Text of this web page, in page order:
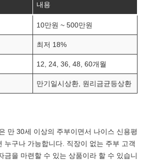
내용
10만원 ~ 500만원
최저 18%
12, 24, 36, 48, 60개월
만기일시상환, 원리금균등상환
만 30세 이상의 주부이면서 나이스 신용평
누구나 가능합니다. 직장이 없는 주부 고객
금을 마련할 수 있는 상품이라 할 수 있습니